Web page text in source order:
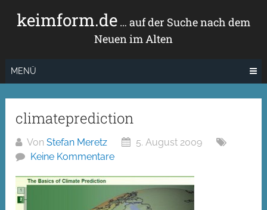
Inhaltkeimform.de… auf der Suche nach dem
Neuen im Alten
MENÜ
climateprediction
VonStefan Meretz
5. August 2009
Keine Kommentare